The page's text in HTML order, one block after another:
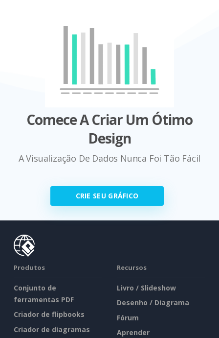
Comece A Criar Um Ótimo
Design
A Visualização De Dados Nunca Foi Tão Fácil
CRIE SEU GRÁFICO
Produtos
Conjunto de
ferramentas PDF
Criador de flipbooks
Criador de diagramas
Recursos
Livro / Slideshow
Desenho / Diagrama
Fórum
Aprender